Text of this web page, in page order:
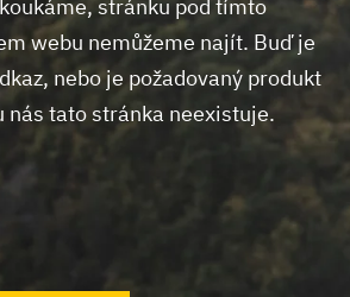
stránku pod tímto
webu nemůžeme najít. Buď je
nebo je požadovaný produkt
nás tato stránka neexistuje.